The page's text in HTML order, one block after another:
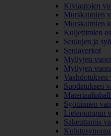
Kiviautojen
Murskaimien
Murskaimien
Kuljettimien
Seulojen ja
Seulaverkot
Myllyjen
Myllyjen
Vaahdotuksen
Suodatuksen
Syöttimien
Lietepumpun
Sakeuttamis